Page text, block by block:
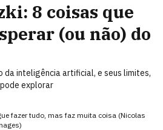
8 coisas que
(ou não) do
da inteligência artificial, e seus limites,
explorar
fazer tudo, mas faz muita coisa (Nicolas